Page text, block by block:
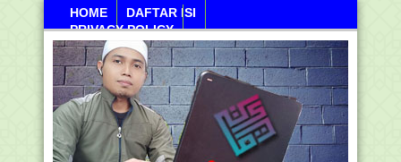
HOME
DAFTAR ISI
PRIVACY POLICY
Jumahat, 07 Agustus 2026